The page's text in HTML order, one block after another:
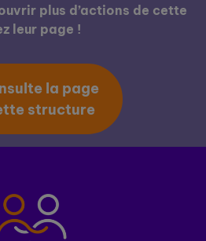
plus d’actions de cette
leur page !
la page
structure